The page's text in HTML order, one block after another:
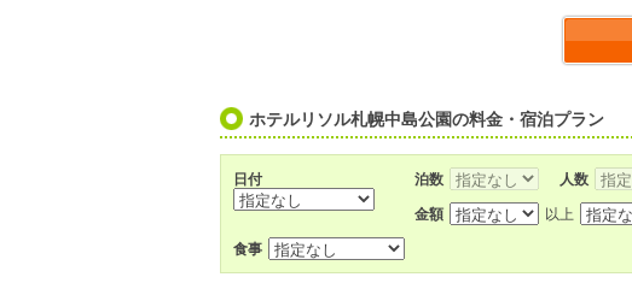
ホテルリソル札幌中島公園の料金・宿泊プラン
日付 泊数 人数
金額 以上
食事